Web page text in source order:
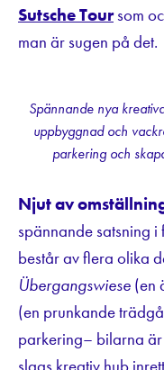
Sutsche Toursom
man är sugen på det.
Spännande nya
uppbyggnad och
parkering och
Njut av
spännande satsning i
består av flera olika
Übergangswiese (en
(en prunkande
parkering– bilarna